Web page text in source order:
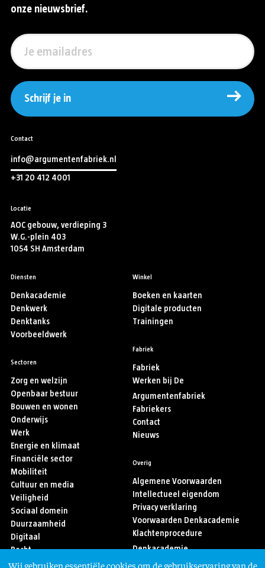
onze nieuwsbrief.
Schrijf je in
Contact
info@argumentenfabriek.nl
+31 20 412 4001
Locatie
AOC gebouw, verdieping 3
W.G.-plein 403
1054 SH Amsterdam
Diensten
Denkacademie
Denkwerk
Denktanks
Voorbeeldwerk
Sectoren
Zorg en welzijn
Openbaar bestuur
Bouwen en wonen
Onderwijs
Werk
Energie en klimaat
Financiële sector
Mobiliteit
Cultuur en media
Veiligheid
Sociaal domein
Duurzaamheid
Digitaal
Recht
Sport
Winkel
Boeken en kaarten
Digitale producten
Trainingen
Fabriek
Fabriek
Werken bij De
Argumentenfabriek
Fabriekers
Contact
Nieuws
Overig
Algemene Voorwaarden
Intellectueel eigendom
Privacy verklaring
Voorwaarden Denkacademie
Klachtenprocedure
Denkacademie
Wij gebruiken essentiële cookies om de gebruikservaring van de